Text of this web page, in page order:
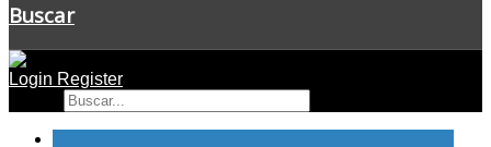
Buscar
Login Register